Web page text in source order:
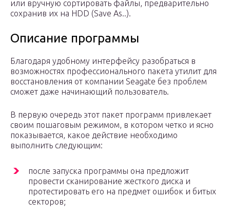
или вручную сортировать файлы, предварительно
сохранив их на HDD (Save As..).
Описание программы
Благодаря удобному интерфейсу разобраться в
возможностях профессионального пакета утилит для
восстановления от компании Seagate без проблем
сможет даже начинающий пользователь.
В первую очередь этот пакет программ привлекает
своим пошаговым режимом, в котором четко и ясно
показывается, какое действие необходимо
выполнить следующим:
после запуска программы она предложит
провести сканирование жесткого диска и
протестировать его на предмет ошибок и битых
секторов;